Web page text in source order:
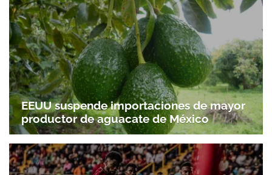
EEUU suspende importaciones de mayor
productor de aguacate de México